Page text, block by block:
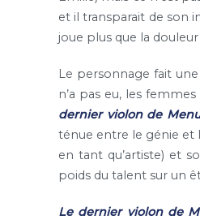
et il transparait de son
joue plus que la
Le personnage fait
n’a pas eu, les
dernier violon de
ténue entre le génie et
en tant qu’artiste) et
poids du talent sur un
Le dernier violon de